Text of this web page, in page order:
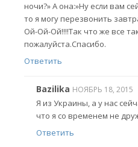
ночи?» А она:»Ну если вам
то я могу перезвонить
Ой-Ой-Ой!!!!Так что же все
пожалуйста.Спасибо.
Ответить
Bazilika НОЯБРЬ 18, 2015
Я из Украины, а у нас
что я со временем не
Ответить